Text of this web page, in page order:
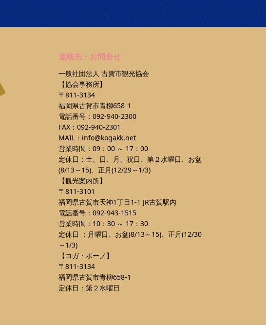
連絡先・お問合せ
一般社団法人 古賀市観光協会
【協会事務所】
〒811-3134
福岡県古賀市青柳658-1
電話番号：092-940-2300
FAX：092-940-2301
MAIL：info@kogakk.net
営業時間：09：00 ～ 17：00
定休日：土、日、月、祝日、第２水曜日、お盆
(8/13～15)、正月(12/29～1/3)
【観光案内所】
〒811-3101
福岡県古賀市天神1丁目1-1 JR古賀駅内
電話番号：092-943-1515
営業時間：10：30 ～ 17：30
定休日 ：月曜日、お盆(8/13～15)、正月(12/30
～1/3)
【コガ・ボーノ】
〒811-3134
福岡県古賀市青柳658-1
定休日：第２水曜日